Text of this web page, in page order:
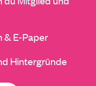
& E-Paper
Hintergründe